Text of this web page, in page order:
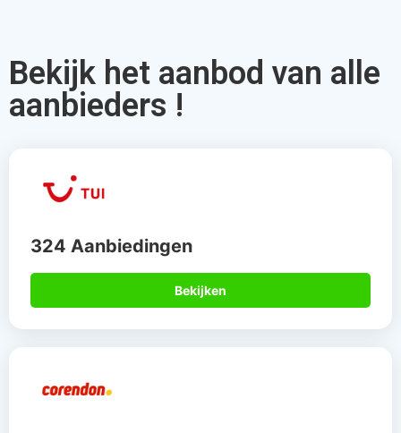
Bekijk het aanbod van alle
aanbieders !
324 Aanbiedingen
Bekijken